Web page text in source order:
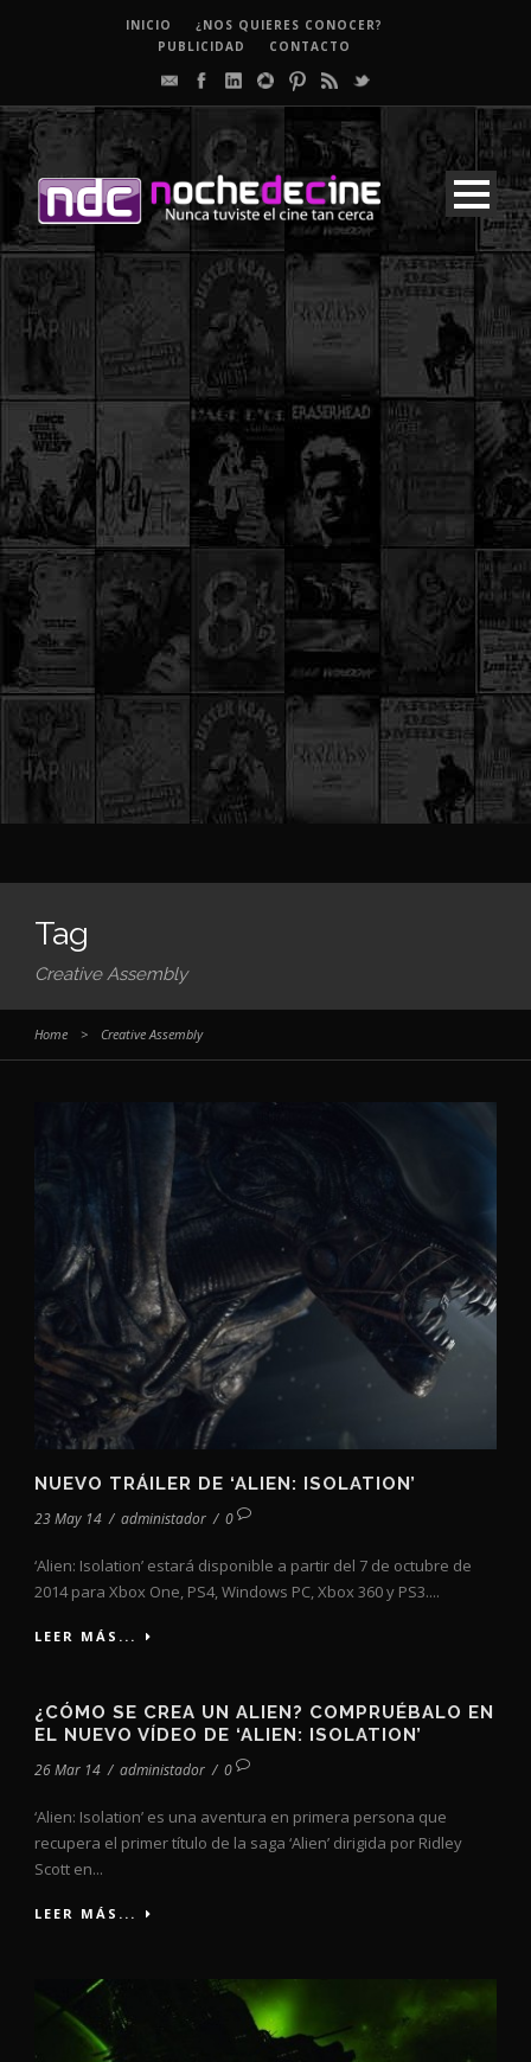
INICIO
¿NOS QUIERES CONOCER?
PUBLICIDAD
CONTACTO
Tag
Creative Assembly
Home > Creative Assembly
NUEVO TRÁILER DE ‘ALIEN: ISOLATION’
23 May 14 / administador / 0
‘Alien: Isolation’ estará disponible a partir del 7 de octubre de
2014 para Xbox One, PS4, Windows PC, Xbox 360 y PS3....
LEER MÁS...
¿CÓMO SE CREA UN ALIEN? COMPRUÉBALO EN
EL NUEVO VÍDEO DE ‘ALIEN: ISOLATION’
26 Mar 14 / administador / 0
‘Alien: Isolation’ es una aventura en primera persona que
recupera el primer título de la saga ‘Alien’ dirigida por Ridley
Scott en...
LEER MÁS...